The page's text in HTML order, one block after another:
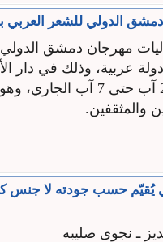
للشعر العربي بمشاركة 16
ويستمر المهرجان من 2
والمثقفين.
يُقيّم حسب جودته لا جنس
ـ نجوى صليبه